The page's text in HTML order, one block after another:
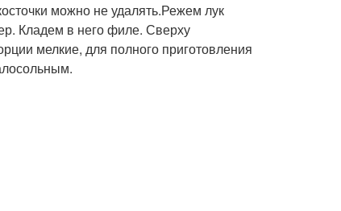
можно не удалять.Режем лук
Кладем в него филе. Сверху
мелкие, для полного приготовления